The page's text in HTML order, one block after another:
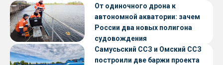
От одиночного дрона к
автономной акватории: зачем
России два новых полигона
судовождения
Самусьский ССЗ и Омский ССЗ
построили две баржи проекта